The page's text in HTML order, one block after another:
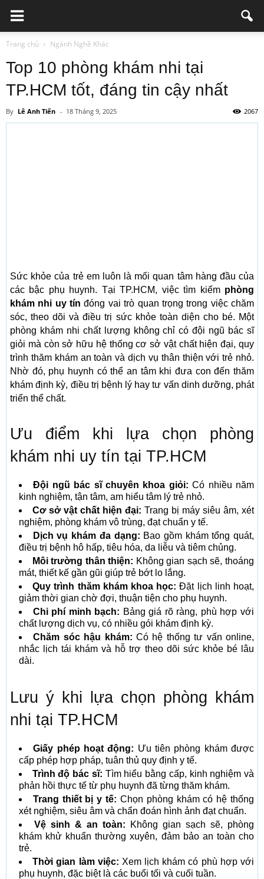
Trang chủ Ngành Nghề Khác
Top 10 phòng khám nhi tại
TP.HCM tốt, đáng tin cậy nhất
By Lê Anh Tiến - 18 Tháng 9, 2025 2067
Sức khỏe của trẻ em luôn là mối quan tâm hàng đầu của
các bậc phụ huynh. Tại TP.HCM, việc tìm kiếm phòng
khám nhi uy tín đóng vai trò quan trọng trong việc chăm
sóc, theo dõi và điều trị sức khỏe toàn diện cho bé. Một
phòng khám nhi chất lượng không chỉ có đội ngũ bác sĩ
giỏi mà còn sở hữu hệ thống cơ sở vật chất hiện đại, quy
trình thăm khám an toàn và dịch vụ thân thiện với trẻ nhỏ.
Nhờ đó, phụ huynh có thể an tâm khi đưa con đến thăm
khám định kỳ, điều trị bệnh lý hay tư vấn dinh dưỡng, phát
triển thể chất.
Ưu điểm khi lựa chọn phòng
khám nhi uy tín tại TP.HCM
Đội ngũ bác sĩ chuyên khoa giỏi: Có nhiều năm
kinh nghiệm, tận tâm, am hiểu tâm lý trẻ nhỏ.
Cơ sở vật chất hiện đại: Trang bị máy siêu âm, xét
nghiệm, phòng khám vô trùng, đạt chuẩn y tế.
Dịch vụ khám đa dạng: Bao gồm khám tổng quát,
điều trị bệnh hô hấp, tiêu hóa, da liễu và tiêm chủng.
Môi trường thân thiện: Không gian sạch sẽ, thoáng
mát, thiết kế gần gũi giúp trẻ bớt lo lắng.
Quy trình thăm khám khoa học: Đặt lịch linh hoạt,
giảm thời gian chờ đợi, thuận tiện cho phụ huynh.
Chi phí minh bạch: Bảng giá rõ ràng, phù hợp với
chất lượng dịch vụ, có nhiều gói khám định kỳ.
Chăm sóc hậu khám: Có hệ thống tư vấn online,
nhắc lịch tái khám và hỗ trợ theo dõi sức khỏe bé lâu
dài.
Lưu ý khi lựa chọn phòng khám
nhi tại TP.HCM
Giấy phép hoạt động: Ưu tiên phòng khám được
cấp phép hợp pháp, tuân thủ quy định y tế.
Trình độ bác sĩ: Tìm hiểu bằng cấp, kinh nghiệm và
phản hồi thực tế từ phụ huynh đã từng thăm khám.
Trang thiết bị y tế: Chọn phòng khám có hệ thống
xét nghiệm, siêu âm và chẩn đoán hình ảnh đạt chuẩn.
Vệ sinh & an toàn: Không gian sạch sẽ, phòng
khám khử khuẩn thường xuyên, đảm bảo an toàn cho
trẻ.
Thời gian làm việc: Xem lịch khám có phù hợp với
phụ huynh, đặc biệt là các buổi tối và cuối tuần.